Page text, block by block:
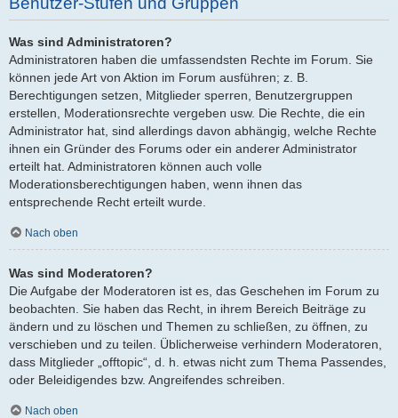
Was sind Administratoren?
Administratoren haben die umfassendsten Rechte im Forum. Sie
können jede Art von Aktion im Forum ausführen; z. B.
Berechtigungen setzen, Mitglieder sperren, Benutzergruppen
erstellen, Moderationsrechte vergeben usw. Die Rechte, die ein
Administrator hat, sind allerdings davon abhängig, welche Rechte
ihnen ein Gründer des Forums oder ein anderer Administrator
erteilt hat. Administratoren können auch volle
Moderationsberechtigungen haben, wenn ihnen das
entsprechende Recht erteilt wurde.
Nach oben
Was sind Moderatoren?
Die Aufgabe der Moderatoren ist es, das Geschehen im Forum zu
beobachten. Sie haben das Recht, in ihrem Bereich Beiträge zu
ändern und zu löschen und Themen zu schließen, zu öffnen, zu
verschieben und zu teilen. Üblicherweise verhindern Moderatoren,
dass Mitglieder „offtopic“, d. h. etwas nicht zum Thema Passendes,
oder Beleidigendes bzw. Angreifendes schreiben.
Nach oben